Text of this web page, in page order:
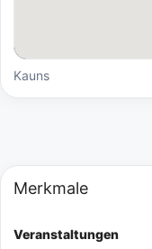
Kauns
Merkmale
Veranstaltungen